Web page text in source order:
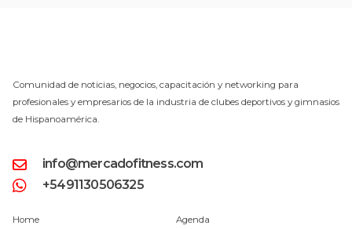
Comunidad de noticias, negocios, capacitación y networking para
profesionales y empresarios de la industria de clubes deportivos y gimnasios
de Hispanoamérica.
info@mercadofitness.com
+5491130506325
Home Agenda